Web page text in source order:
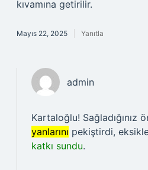
kıvamına getirilir.
Mayıs 22, 2025 Yanıtla
admin
Kartaloğlu! Sağladığınız
yanlarını pekiştirdi,
katkı sundu.